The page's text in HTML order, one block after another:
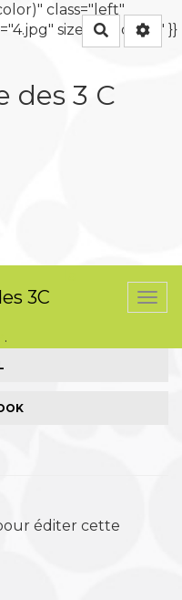
Rechercher
class="left"
size="medium" }}
des 3 C
3C
.
éditer cette